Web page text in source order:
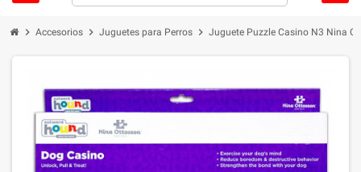
chevron_right Accesorios chevron_right Juguetes para Perros chevron_right Juguete Puzzle Casino N3 Nina